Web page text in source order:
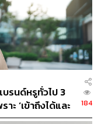
รนด์หรูทั่วไป 3
ะ ‘เข้าถึงได้และ
184